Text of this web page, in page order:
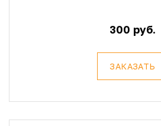
300 руб.
ЗАКАЗАТЬ